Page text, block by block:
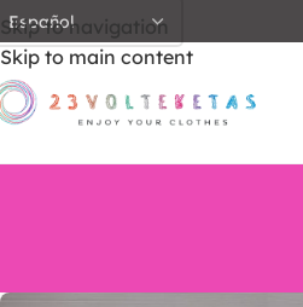
Skip to navigation
Skip to main content